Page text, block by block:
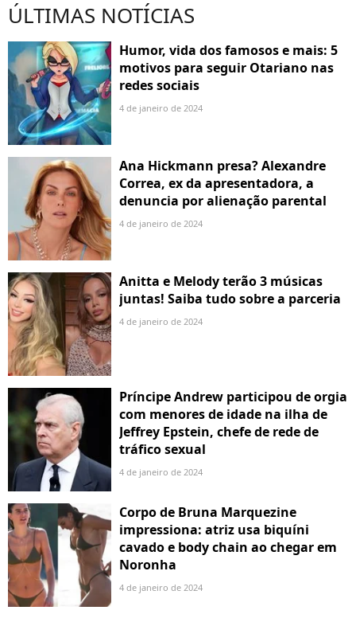
ÚLTIMAS NOTÍCIAS
Humor, vida dos famosos e mais: 5
motivos para seguir Otariano nas
redes sociais
4 de janeiro de 2024
Ana Hickmann presa? Alexandre
Correa, ex da apresentadora, a
denuncia por alienação parental
4 de janeiro de 2024
Anitta e Melody terão 3 músicas
juntas! Saiba tudo sobre a parceria
4 de janeiro de 2024
Príncipe Andrew participou de orgia
com menores de idade na ilha de
Jeffrey Epstein, chefe de rede de
tráfico sexual
4 de janeiro de 2024
Corpo de Bruna Marquezine
impressiona: atriz usa biquíni
cavado e body chain ao chegar em
Noronha
4 de janeiro de 2024